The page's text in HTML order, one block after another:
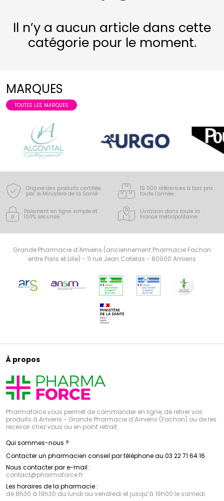
Il n’y a aucun article dans cette
catégorie pour le moment.
MARQUES
TOUTES LES MARQUES
Origine des produits certifiée
par le Ministère de la Santé
15 000 références à bas prix
toute l’année
Paiement en ligne simple et
100% sécurisé
Livraison dans toute la
France métropolitaine
Grande Pharmacie d’Amiens (anciennement Pharmacie Fachon
entre Paris et Lille) - 11 rue Jean Catelas - 80000 Amiens
À propos
Pharmaforce vous permet de commander en ligne, de retirer vos
produits à Amiens - Grande Pharmacie d’Amiens (Fachon) ou de les
recevoir chez vous ou en point retrait
Qui sommes-nous ?
Contacter un pharmacien conseil par téléphone au 03 22 71 64 16
Nous contacter par e-mail :
contact@pharmaforce.fr
Les horaires de la pharmacie :
de 8h30 à 19h30 du lundi au vendredi et jusqu’à 19h00 le samedi